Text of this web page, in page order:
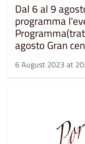
Dal 6 al 9
programma
agosto Gran
6 August 2023 at